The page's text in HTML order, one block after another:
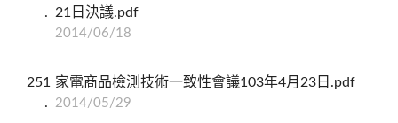
21日決議.pdf
2014/06/18
251 家電商品檢測技術一致性會議103年4月23日.pdf
2014/05/29